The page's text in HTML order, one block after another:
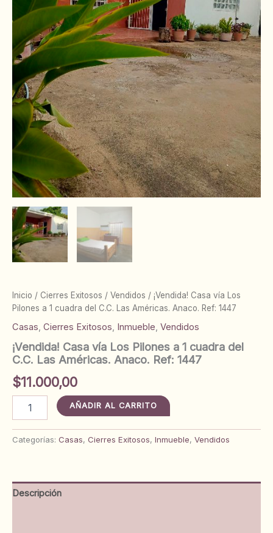
Inicio / Cierres Exitosos / Vendidos / ¡Vendida! Casa vía Los
Pilones a 1 cuadra del C.C. Las Américas. Anaco. Ref: 1447
Casas, Cierres Exitosos, Inmueble, Vendidos
¡Vendida! Casa vía Los Pilones a 1 cuadra del
C.C. Las Américas. Anaco. Ref: 1447
$11.000,00
Casa
Los
cuadra
del
AÑADIR AL CARRITO
Categorías: Casas, Cierres Exitosos, Inmueble, Vendidos
Descripción